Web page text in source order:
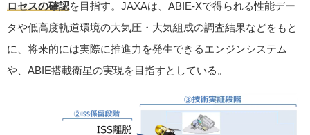
ロセスの確認を目指す。JAXAは、ABIE-Xで得られる性能デー
タや低高度軌道環境の大気圧・大気組成の調査結果などをもと
に、将来的には実際に推進力を発生できるエンジンシステム
や、ABIE搭載衛星の実現を目指すとしている。